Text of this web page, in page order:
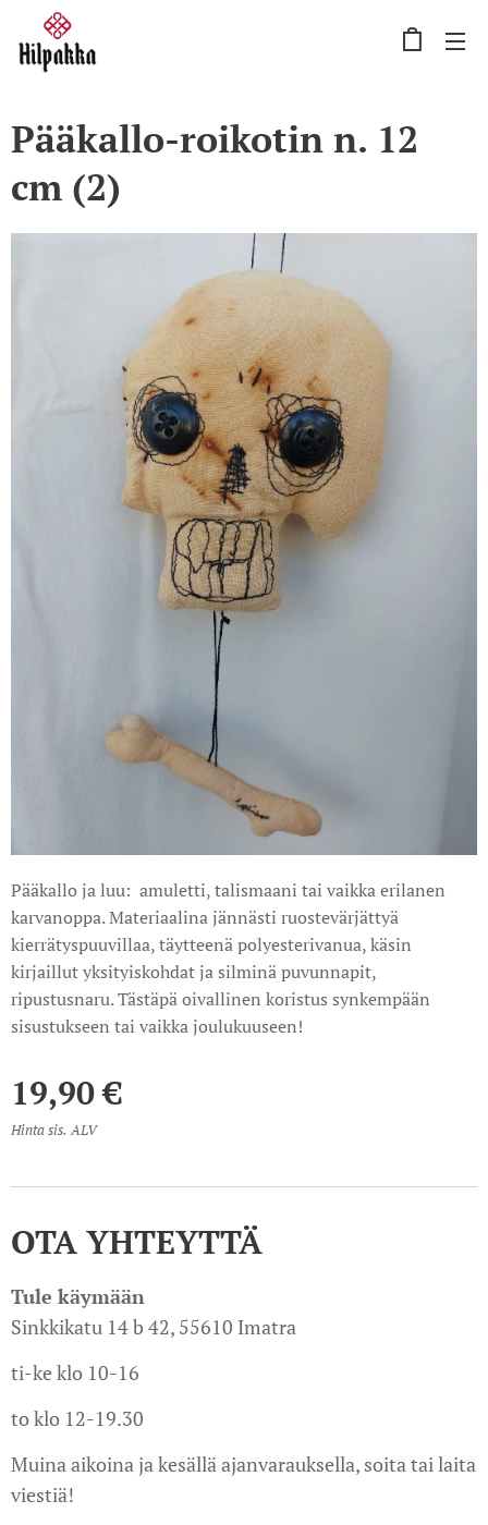
Pääkallo-roikotin n. 12
cm (2)
Pääkallo ja luu: amuletti, talismaani tai vaikka erilanen
karvanoppa. Materiaalina jännästi ruostevärjättyä
kierrätyspuuvillaa, täytteenä polyesterivanua, käsin
kirjaillut yksityiskohdat ja silminä puvunnapit,
ripustusnaru. Tästäpä oivallinen koristus synkempään
sisustukseen tai vaikka joulukuuseen!
19,90€
Hinta sis. ALV
OTA YHTEYTTÄ
Tule käymään
Sinkkikatu 14 b 42, 55610 Imatra
ti-ke klo 10-16
to klo 12-19.30
Muina aikoina ja kesällä ajanvarauksella, soita tai laita
viestiä!